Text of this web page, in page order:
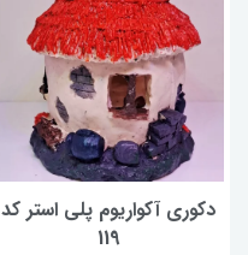
دکوری آکواریوم پلی استر کد
119